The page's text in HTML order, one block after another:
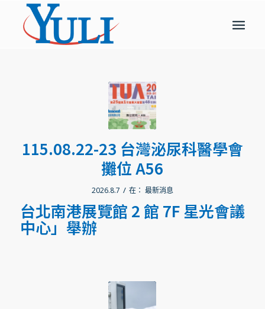
115.08.22-23 台灣泌尿科醫學會
攤位 A56
2026.8.7 / 在： 最新消息
台北南港展覽館 2 館 7F 星光會議
中心」舉辦